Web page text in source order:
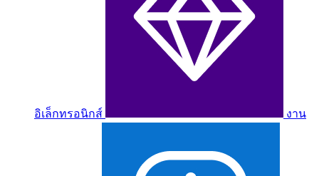
อิเล็กทรอนิกส์ งาน